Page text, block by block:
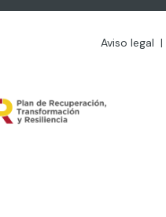
Aviso legal